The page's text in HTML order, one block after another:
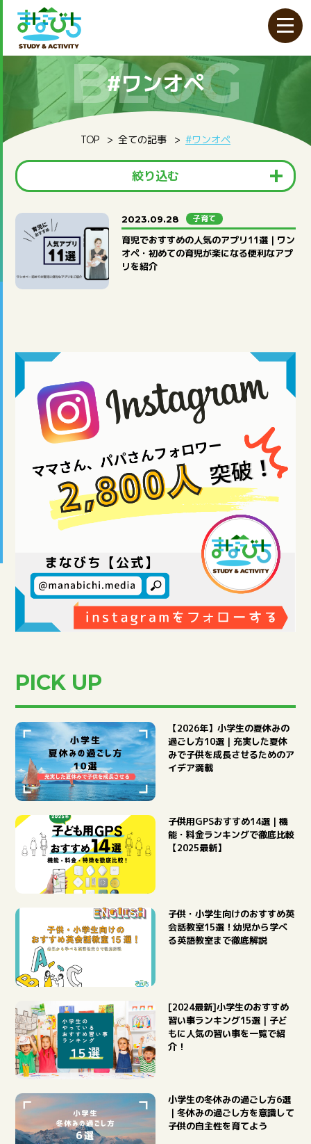
アクティビティ検索
ACTIVITY
キャンプ・自然体験
CAMP
#ワンオペ
BLOG
TOP 全ての記事 #ワンオペ
絞り込む
お知らせ キャンプ・自然体験
その他
プログラミング教育
子育て
#インタビュー
#親子 #子育て
全てのタグを見る
2023.09.28 子育て
育児でおすすめの人気のアプリ11選｜ワン
オペ・初めての育児が楽になる便利なアプ
リを紹介
PICK UP
【2026年】小学生の夏休みの
過ごし方10選｜充実した夏休
みで子供を成長させるためのア
イデア満載
子供用GPSおすすめ14選｜機
能・料金ランキングで徹底比較
【2025最新】
子供・小学生向けのおすすめ英
会話教室15選！幼児から学べ
る英語教室まで徹底解説
[2024最新]小学生のおすすめ
習い事ランキング15選｜子ど
もに人気の習い事を一覧で紹
介！
小学生の冬休みの過ごし方6選
｜冬休みの過ごし方を意識して
子供の自主性を育てよう